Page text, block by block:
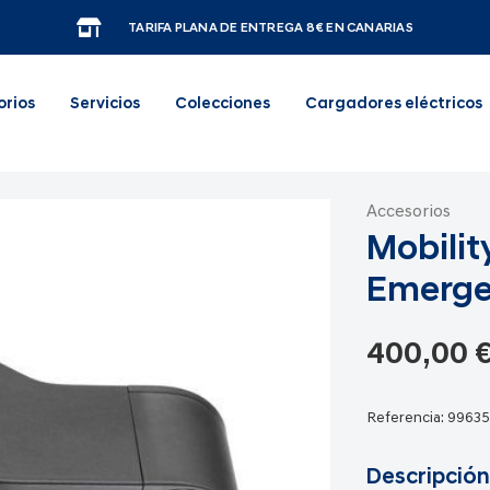
TARIFA PLANA DE ENTREGA 8€ EN CANARIAS
Servicios Colecciones Cargadores eléctricos
Accesorios
400,00
Referencia:
Descripción